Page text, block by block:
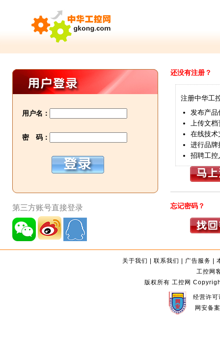
用户名：
密 码：
第三方账号直接登录
还没有注册？
注册中华工
发布产品
上传文档
在线技术
进行品牌
招聘工控
忘记密码？
关于我们 |联系我们 | 广告服务 |
工控网
版权所有 工控网
经营许
网安备